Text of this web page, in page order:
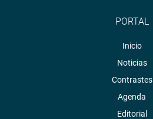
PORTAL
Inicio
Noticias
Contrastes
Agenda
Editorial